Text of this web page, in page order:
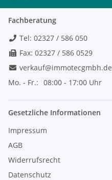
Fachberatung
Tel: 02327 / 586 050
Fax: 02327 / 586 0529
verkauf@immotecgmbh.de
Mo. - Fr.: 08:00 - 17:00 Uhr
Gesetzliche Informationen
Impressum
AGB
Widerrufsrecht
Datenschutz